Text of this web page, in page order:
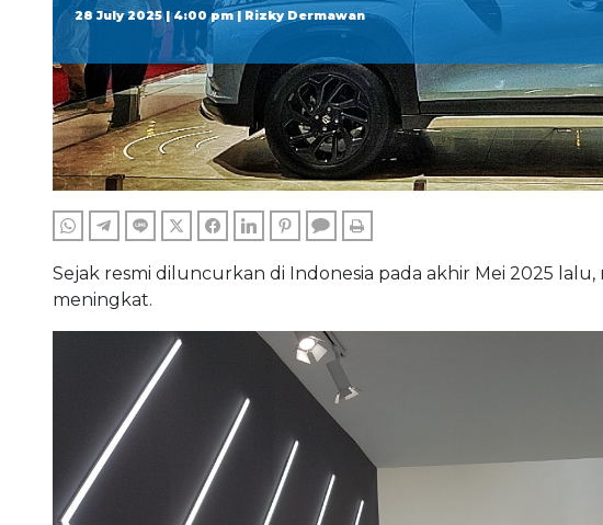
28 July 2025 | 4:00 pm | Rizky Dermawan
WHATSAPPTELEGRAM
LINE TWITTERFACEBOOKLINKEDINPINTERESTCOMMENTS
Sejak resmi diluncurkan di Indonesia pada akhir Mei 2025
meningkat.